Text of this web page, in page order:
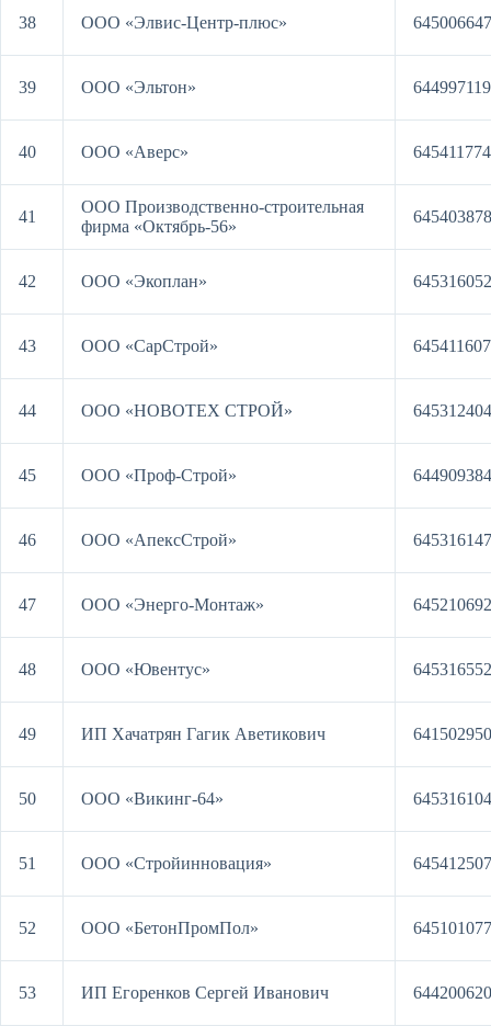
38 ООО «Элвис-Центр-плюс»
39 ООО «Эльтон»
40 ООО «Аверс»
41
ООО Производственно-строительная
фирма «Октябрь-56»
42 ООО «Экоплан»
43 ООО «СарСтрой»
44 ООО «НОВОТЕХ СТРОЙ»
45 ООО «Проф-Строй»
46 ООО «АпексСтрой»
47 ООО «Энерго-Монтаж»
48 ООО «Ювентус»
49 ИП Хачатрян Гагик Аветикович
50 ООО «Викинг-64»
51 ООО «Стройинновация»
52 ООО «БетонПромПол»
53 ИП Егоренков Сергей Иванович